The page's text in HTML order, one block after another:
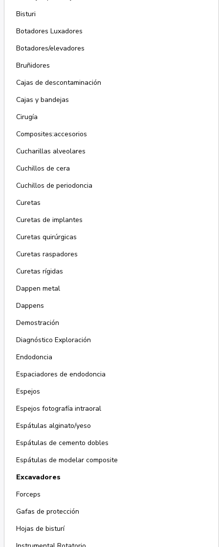
Bisturi
Botadores Luxadores
Botadores/elevadores
Bruñidores
Cajas de descontaminación
Cajas y bandejas
Cirugía
Composites:accesorios
Cucharillas alveolares
Cuchillos de cera
Cuchillos de periodoncia
Curetas
Curetas de implantes
Curetas quirúrgicas
Curetas raspadores
Curetas rígidas
Dappen metal
Dappens
Demostración
Diagnóstico Exploración
Endodoncia
Espaciadores de endodoncia
Espejos
Espejos fotografía intraoral
Espátulas alginato/yeso
Espátulas de cemento dobles
Espátulas de modelar composite
Excavadores
Forceps
Gafas de protección
Hojas de bisturí